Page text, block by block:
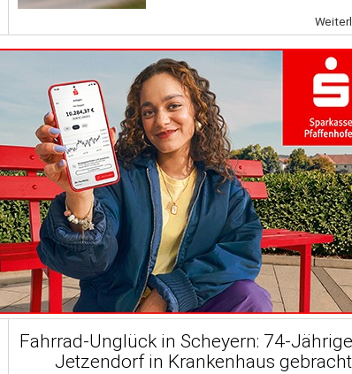
Fahrrad-Unglück in Scheyern: 74-
Jetzendorf in Krankenhaus gebracht